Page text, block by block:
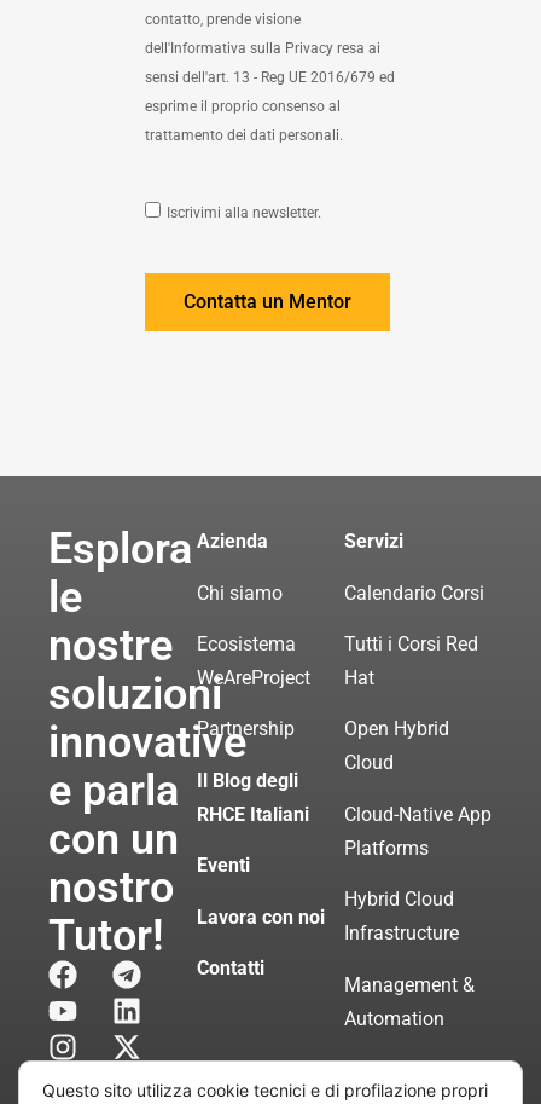
contatto, prende visione
dell'Informativa sulla Privacy resa ai
sensi dell'art. 13 - Reg UE 2016/679 ed
esprime il proprio consenso al
trattamento dei dati personali.
Iscrivimi alla newsletter.
Contatta un Mentor
Esplora
le
nostre
soluzioni
innovative
e parla
con un
nostro
Tutor!
Azienda
Chi siamo
Ecosistema
WeAreProject
Partnership
Il Blog degli
RHCE Italiani
Eventi
Lavora con noi
Contatti
Servizi
Calendario Corsi
Tutti i Corsi Red
Hat
Open Hybrid
Cloud
Cloud-Native App
Platforms
Hybrid Cloud
Infrastructure
Management &
Automation
Servizi di
Questo sito utilizza cookie tecnici e di profilazione propri